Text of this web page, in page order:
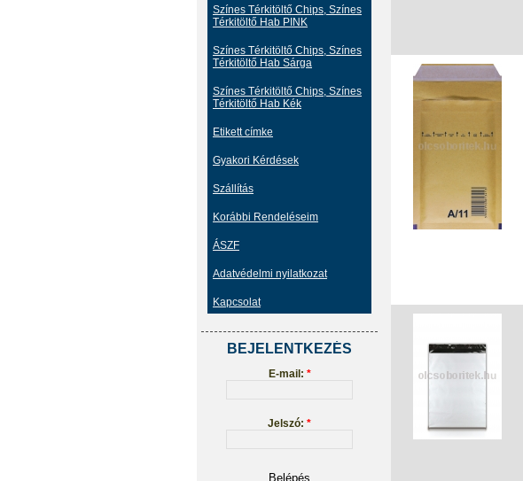
Színes Térkitöltő Chips, Színes
Térkitöltő Hab PINK
Színes Térkitöltő Chips, Színes
Térkitöltő Hab Sárga
Színes Térkitöltő Chips, Színes
Térkitöltő Hab Kék
Etikett címke
Gyakori Kérdések
Szállítás
Korábbi Rendeléseim
ÁSZF
Adatvédelmi nyilatkozat
Kapcsolat
BEJELENTKEZÉS
E-mail: *
Jelszó: *